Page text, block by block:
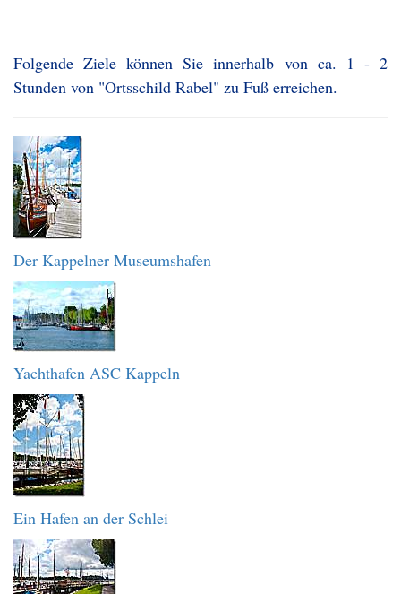
Folgende Ziele können Sie innerhalb von ca. 1 - 2
Stunden von "Ortsschild Rabel" zu Fuß erreichen.
Der Kappelner Museumshafen
Yachthafen ASC Kappeln
Ein Hafen an der Schlei